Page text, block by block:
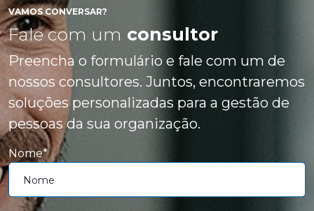
VAMOS CONVERSAR?
Fale com um consultor
Preencha o formulário e fale com um de
nossos consultores. Juntos, encontraremos
soluções personalizadas para a gestão de
pessoas da sua organização.
Nome*